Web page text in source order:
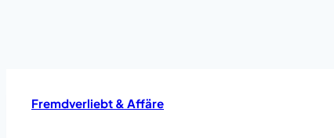
Fremdverliebt & Affäre